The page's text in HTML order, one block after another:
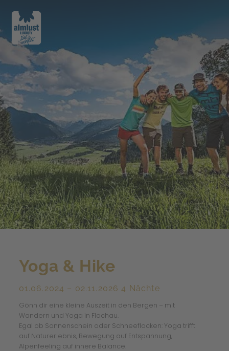
Yoga & Hike
01.06.2024 – 02.11.2026 4 Nächte
Gönn dir eine kleine Auszeit in den Bergen – mit
Wandern und Yoga in Flachau.
Egal ob Sonnenschein oder Schneeflocken: Yoga trifft
auf Naturerlebnis, Bewegung auf Entspannung,
Alpenfeeling auf innere Balance.